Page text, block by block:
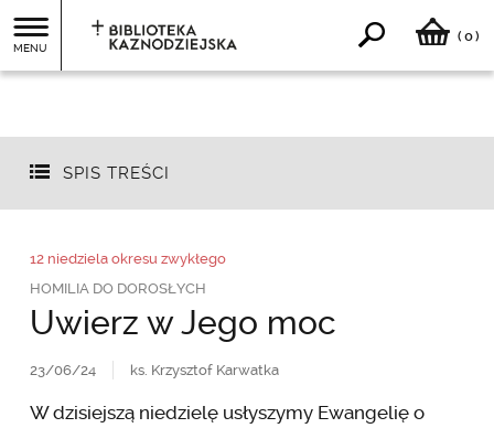
MENU
( 0)
SPIS TREŚCI
12 niedziela okresu zwykłego
HOMILIA DO DOROSŁYCH
Uwierz w Jego moc
23/06/24 ks. Krzysztof Karwatka
W dzisiejszą niedzielę usłyszymy Ewangelię o